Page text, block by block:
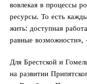
вовлекая в процессы
ресурсы. То есть
жить: доступная
равные возможности»,
Для Брестской и
на развитии